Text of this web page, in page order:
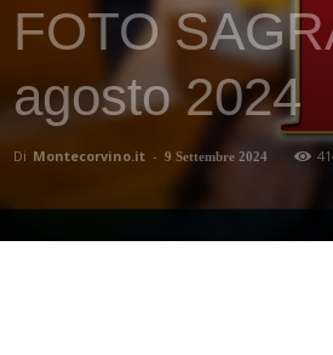
FOTO
agosto 2024
Di Montecorvino.it - 9 Settembre 2024